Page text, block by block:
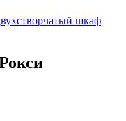
шкаф